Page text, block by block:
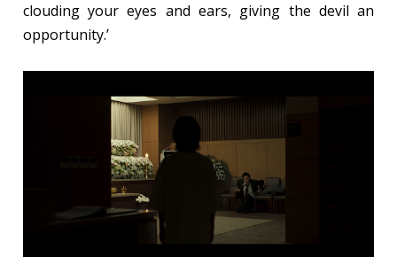
clouding your eyes and ears, giving the devil an
opportunity.’